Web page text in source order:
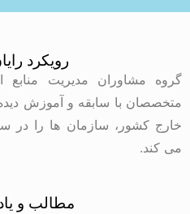
رویکرد
گروه مشاوران مدیریت منابع
متخصصان با سابقه و آموزش
خارج کشور، سازمان ها را در
می کند.
مطالب و